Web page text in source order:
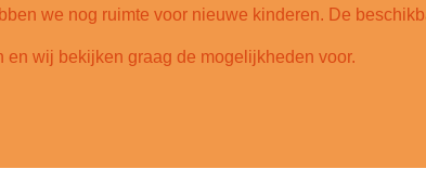
we nog ruimte voor nieuwe kinderen. De
wij bekijken graag de mogelijkheden voor.